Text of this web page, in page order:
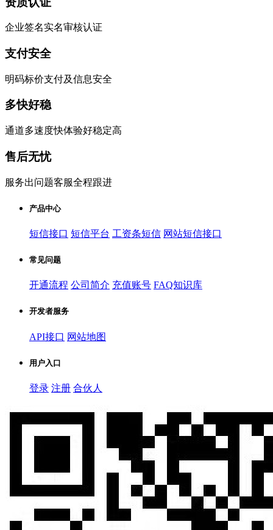
企业签名实名审核认证
支付安全
明码标价支付及信息安全
多快好稳
通道多速度快体验好稳定高
售后无忧
服务出问题客服全程跟进
产品中心
短信接口 短信平台 工资条短信 网站短信接口
常见问题
开通流程 公司简介 充值账号 FAQ知识库
开发者服务
API接口 网站地图
用户入口
登录 注册 合伙人